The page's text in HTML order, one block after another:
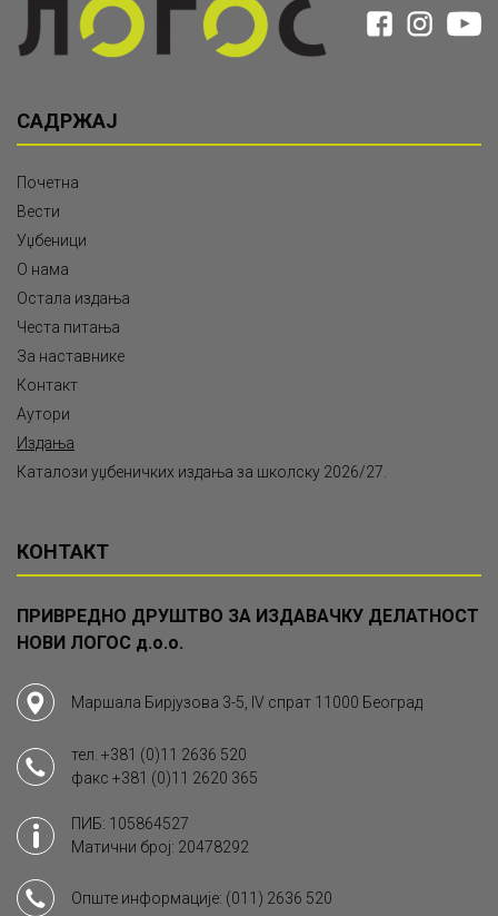
САДРЖАЈ
Почетна
Вести
Уџбеници
О нама
Остала издања
Честа питања
За наставнике
Контакт
Аутори
Издања
Каталози уџбеничких издања за школску 2026/27.
КОНТАКТ
ПРИВРЕДНО ДРУШТВО ЗА ИЗДАВАЧКУ ДЕЛАТНОСТ
НОВИ ЛОГОС д.о.о.
Маршала Бирјузова 3-5, IV спрат 11000 Београд
тел. +381 (0)11 2636 520
факс +381 (0)11 2620 365
ПИБ: 105864527
Матични број: 20478292
Опште информације: (011) 2636 520